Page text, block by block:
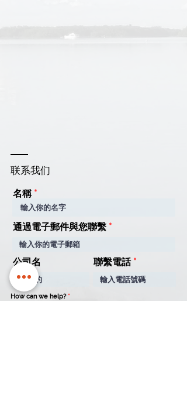
联系我们
名稱
通過電子郵件與您聯繫
公司名 聯繫電話
How can we help? *